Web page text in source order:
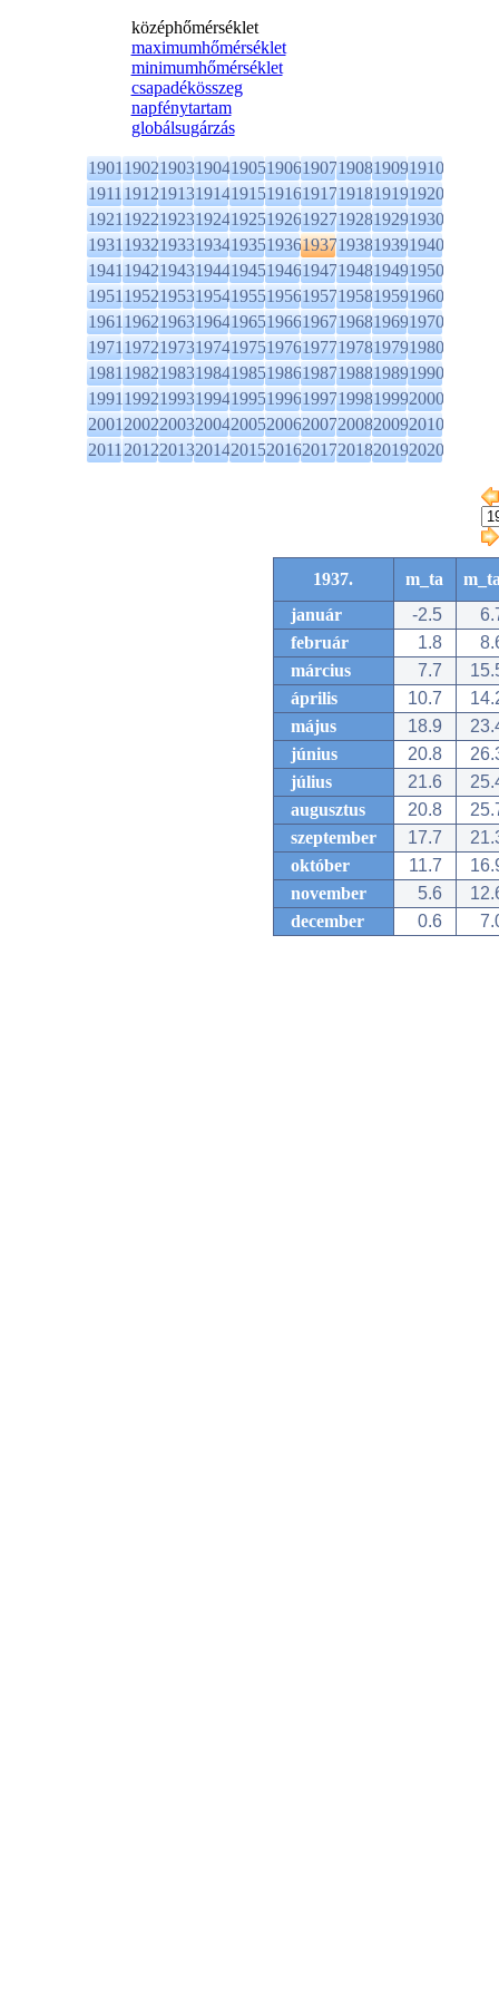
középhőmérséklet
maximumhőmérséklet
minimumhőmérséklet
csapadékösszeg
napfénytartam
globálsugárzás
1901190219031904190519061907190819091910
1911191219131914191519161917191819191920
1921192219231924192519261927192819291930
1931193219331934193519361937193819391940
1941194219431944194519461947194819491950
1951195219531954195519561957195819591960
1961196219631964196519661967196819691970
1971197219731974197519761977197819791980
1981198219831984198519861987198819891990
1991199219931994199519961997199819992000
2001200220032004200520062007200820092010
2011201220132014201520162017201820192020
1937. m_ta
január
-2.5
február
1.8
március
7.7
április
10.7
május
18.9
június
20.8
július
21.6
augusztus
20.8
szeptember
17.7
október
11.7
november
5.6
december
0.6